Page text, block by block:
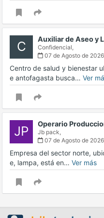
C Auxiliar de Aseo y
Confidencial,
07 de Agosto de 2026
Centro de salud y bienestar
e antofagasta busca… Ver
JP Operario
Jb pack,
07 de Agosto de 2026
Empresa del sector norte,
e, lampa, está en… Ver más